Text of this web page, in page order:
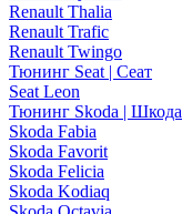
Renault Thalia
Renault Trafic
Renault Twingo
Тюнинг Seat | Сеат
Seat Leon
Тюнинг Skoda | Шкода
Skoda Fabia
Skoda Favorit
Skoda Felicia
Skoda Kodiaq